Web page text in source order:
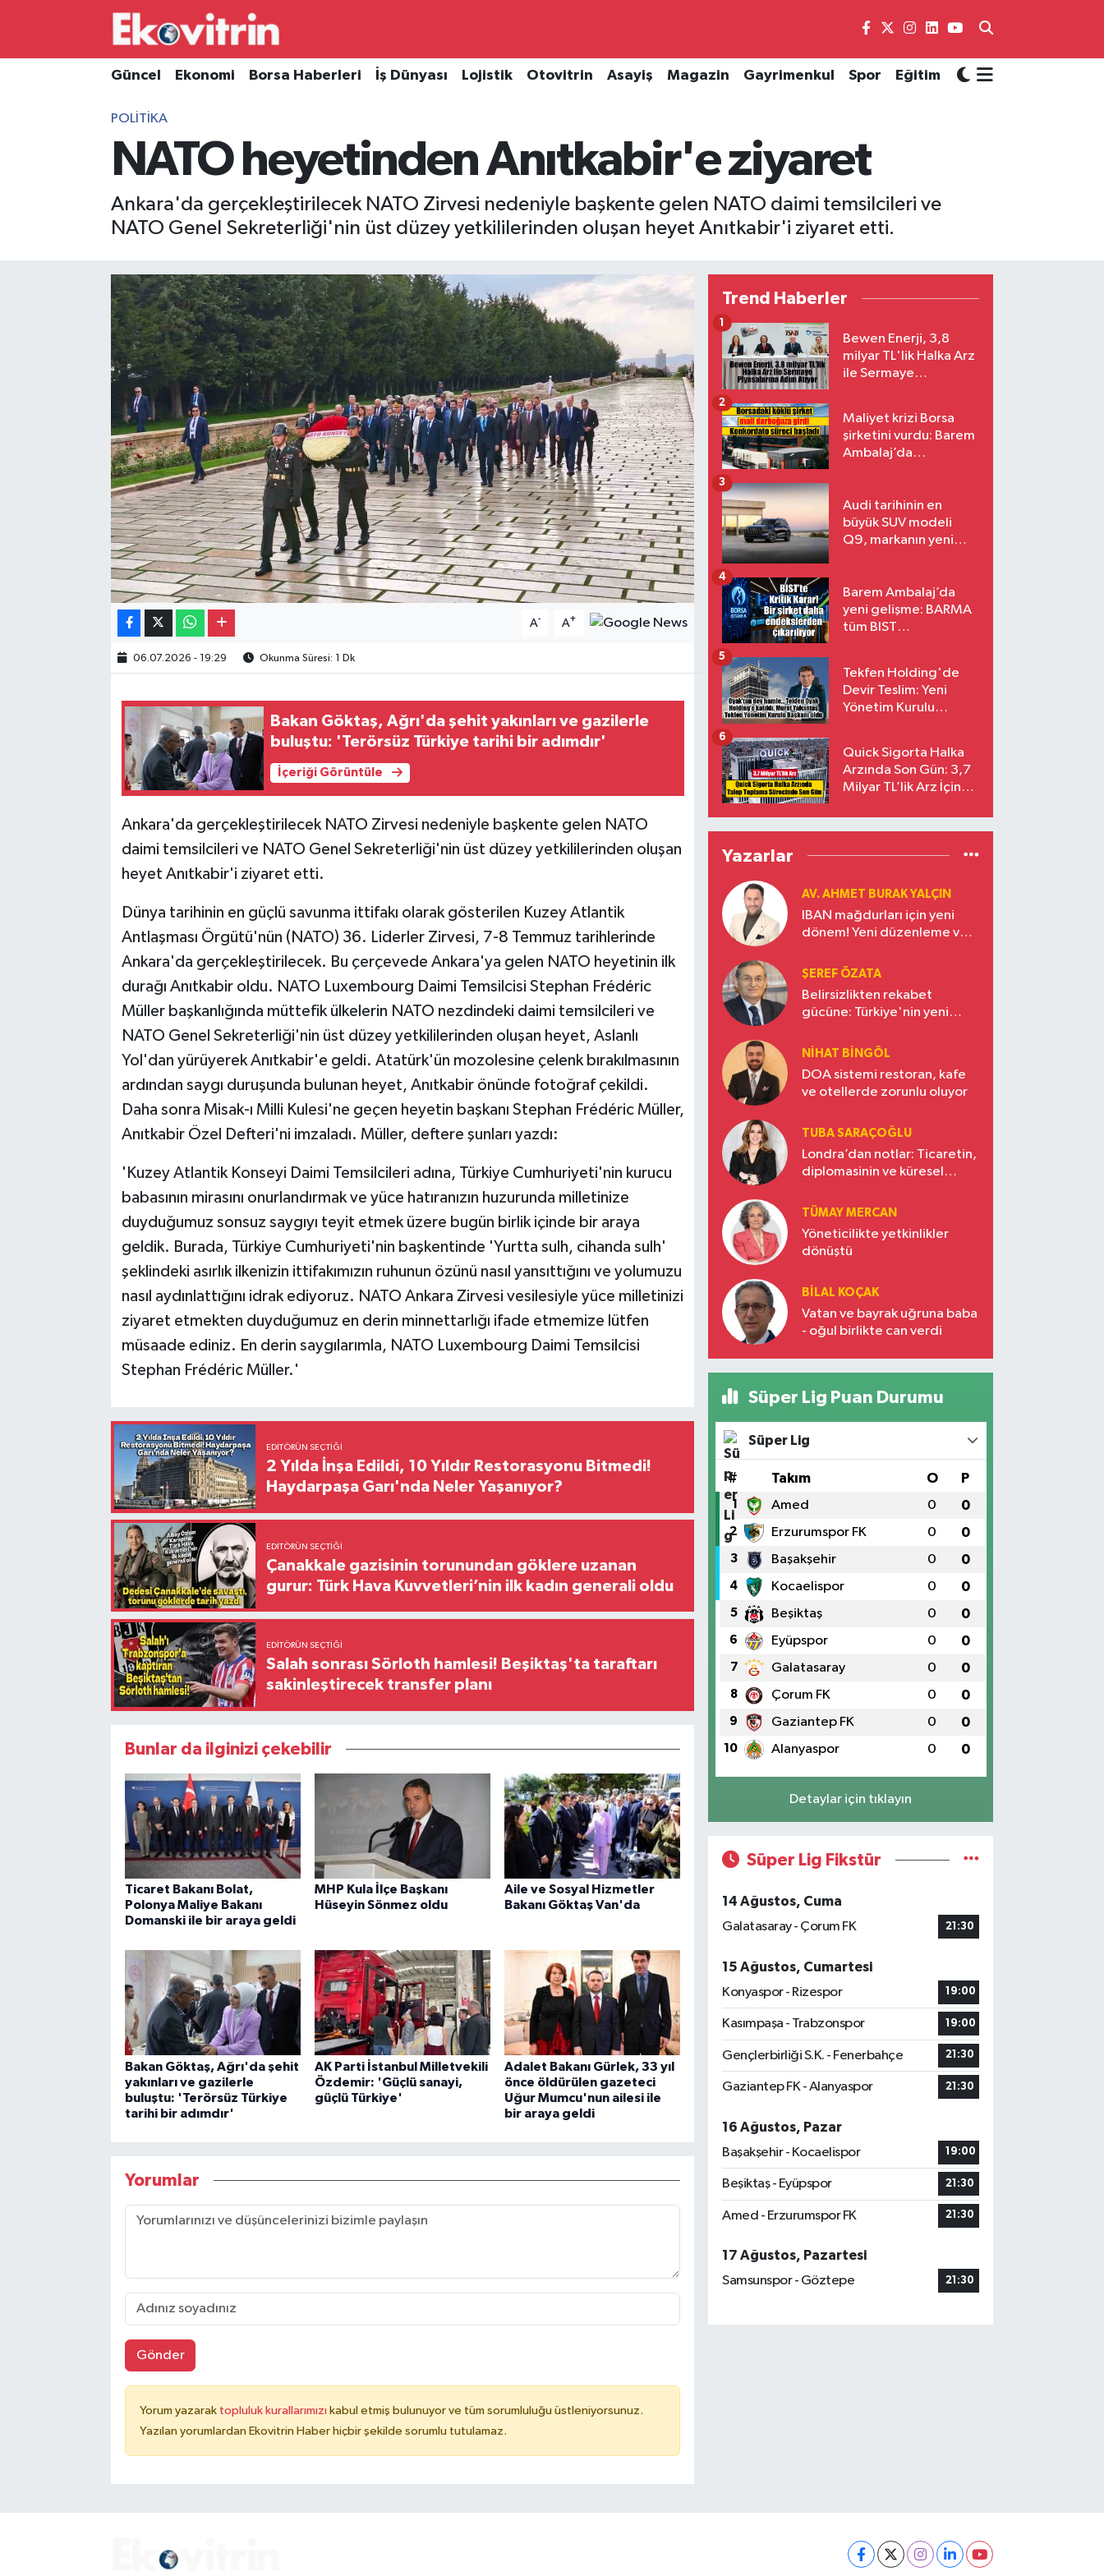
Güncel Ekonomi Borsa Haberleri İş Dünyası Lojistik Otovitrin Asayiş Magazin Gayrimenkul Spor Eğitim
POLITIKA
NATO heyetinden Anıtkabir'e ziyaret
Ankara'da gerçekleştirilecek NATO Zirvesi nedeniyle başkente gelen NATO daimi temsilcileri ve
NATO Genel Sekreterliği'nin üst düzey yetkililerinden oluşan heyet Anıtkabir'i ziyaret etti.
A- A+
06.07.2026 - 19:29 Okunma Süresi: 1 Dk
Bakan Göktaş, Ağrı'da şehit yakınları ve gazilerle
buluştu: 'Terörsüz Türkiye tarihi bir adımdır'
İçeriği Görüntüle
Ankara'da gerçekleştirilecek NATO Zirvesi nedeniyle başkente gelen NATO
daimi temsilcileri ve NATO Genel Sekreterliği'nin üst düzey yetkililerinden oluşan
heyet Anıtkabir'i ziyaret etti.
Dünya tarihinin en güçlü savunma ittifakı olarak gösterilen Kuzey Atlantik
Antlaşması Örgütü'nün (NATO) 36. Liderler Zirvesi, 7-8 Temmuz tarihlerinde
Ankara'da gerçekleştirilecek. Bu çerçevede Ankara'ya gelen NATO heyetinin ilk
durağı Anıtkabir oldu. NATO Luxembourg Daimi Temsilcisi Stephan Frédéric
Müller başkanlığında müttefik ülkelerin NATO nezdindeki daimi temsilcileri ve
NATO Genel Sekreterliği'nin üst düzey yetkililerinden oluşan heyet, Aslanlı
Yol'dan yürüyerek Anıtkabir'e geldi. Atatürk'ün mozolesine çelenk bırakılmasının
ardından saygı duruşunda bulunan heyet, Anıtkabir önünde fotoğraf çekildi.
Daha sonra Misak-ı Milli Kulesi'ne geçen heyetin başkanı Stephan Frédéric Müller,
Anıtkabir Özel Defteri'ni imzaladı. Müller, deftere şunları yazdı:
'Kuzey Atlantik Konseyi Daimi Temsilcileri adına, Türkiye Cumhuriyeti'nin kurucu
babasının mirasını onurlandırmak ve yüce hatıranızın huzurunda milletinize
duyduğumuz sonsuz saygıyı teyit etmek üzere bugün birlik içinde bir araya
geldik. Burada, Türkiye Cumhuriyeti'nin başkentinde 'Yurtta sulh, cihanda sulh'
şeklindeki asırlık ilkenizin ittifakımızın ruhunun özünü nasıl yansıttığını ve yolumuzu
nasıl aydınlattığını idrak ediyoruz. NATO Ankara Zirvesi vesilesiyle yüce milletinizi
ziyaret etmekten duyduğumuz en derin minnettarlığı ifade etmemize lütfen
müsaade ediniz. En derin saygılarımla, NATO Luxembourg Daimi Temsilcisi
Stephan Frédéric Müller.'
EDITÖRÜN SEÇTIĞI
2 Yılda İnşa Edildi, 10 Yıldır Restorasyonu Bitmedi!
Haydarpaşa Garı'nda Neler Yaşanıyor?
EDITÖRÜN SEÇTIĞI
Çanakkale gazisinin torunundan göklere uzanan
gurur: Türk Hava Kuvvetleri’nin ilk kadın generali oldu
EDITÖRÜN SEÇTIĞI
Salah sonrası Sörloth hamlesi! Beşiktaş'ta taraftarı
sakinleştirecek transfer planı
Bunlar da ilginizi çekebilir
Ticaret Bakanı Bolat,
Polonya Maliye Bakanı
Domanski ile bir araya geldi
MHP Kula İlçe Başkanı
Hüseyin Sönmez oldu
Aile ve Sosyal Hizmetler
Bakanı Göktaş Van'da
Bakan Göktaş, Ağrı'da şehit
yakınları ve gazilerle
buluştu: 'Terörsüz Türkiye
tarihi bir adımdır'
AK Parti İstanbul Milletvekili
Özdemir: 'Güçlü sanayi,
güçlü Türkiye'
Adalet Bakanı Gürlek, 33 yıl
önce öldürülen gazeteci
Uğur Mumcu'nun ailesi ile
bir araya geldi
Yorumlar
Gönder
Yorum yazarak topluluk kurallarımızı kabul etmiş bulunuyor ve tüm sorumluluğu üstleniyorsunuz.
Yazılan yorumlardan Ekovitrin Haber hiçbir şekilde sorumlu tutulamaz.
Trend Haberler
Bewen Enerji, 3,8
milyar TL'lik Halka Arz
ile Sermaye
1
Maliyet krizi Borsa
şirketini vurdu: Barem
Ambalaj’da
2
Audi tarihinin en
büyük SUV modeli
Q9, markanın yeni
3
Barem Ambalaj’da
yeni gelişme: BARMA
tüm BIST
4
Tekfen Holding'de
Devir Teslim: Yeni
Yönetim Kurulu
5
Quick Sigorta Halka
Arzında Son Gün: 3,7
Milyar TL’lik Arz İçin
Eriyor
6
Yazarlar
AV. AHMET BURAK YALÇIN
IBAN mağdurları için yeni
dönem! Yeni düzenleme ve
ŞEREF ÖZATA
Belirsizlikten rekabet
gücüne: Türkiye'nin yeni
NIHAT BINGÖL
DOA sistemi restoran, kafe
ve otellerde zorunlu oluyor
TUBA SARAÇOĞLU
Londra’dan notlar: Ticaretin,
diplomasinin ve küresel
Türkiye’nin yükselen gücü
TÜMAY MERCAN
Yöneticilikte yetkinlikler
dönüştü
BILAL KOÇAK
Vatan ve bayrak uğruna baba
- oğul birlikte can verdi
Süper Lig Puan Durumu
Süper Lig
# Takım O P
1 Amed 0 0
2 Erzurumspor FK 0 0
3 Başakşehir 0 0
4 Kocaelispor 0 0
5 Beşiktaş 0 0
6 Eyüpspor 0 0
7 Galatasaray 0 0
8 Çorum FK 0 0
9 Gaziantep FK 0 0
10 Alanyaspor 0 0
Detaylar için tıklayın
Süper Lig Fikstür
14 Ağustos, Cuma
Galatasaray - Çorum FK
21:30
15 Ağustos, Cumartesi
Konyaspor - Rizespor
19:00
Kasımpaşa - Trabzonspor 19:00
Gençlerbirliği S.K. - Fenerbahçe 21:30
Gaziantep FK - Alanyaspor 21:30
16 Ağustos, Pazar
Başakşehir - Kocaelispor
19:00
Beşiktaş - Eyüpspor 21:30
Amed - Erzurumspor FK 21:30
17 Ağustos, Pazartesi
Samsunspor - Göztepe
21:30
Güncel
Borsa Haberleri
Hava Durumu
Süper Lig Puan Durumu ve Fikstür
Son Dakika Haberleri
Haber Arşivi